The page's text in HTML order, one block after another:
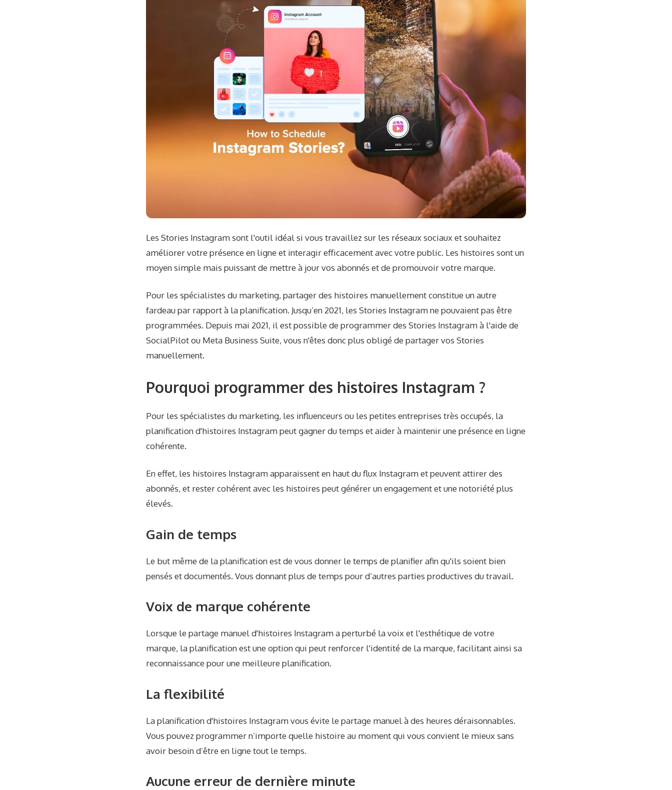
Les Stories Instagram sont l'outil idéal si vous travaillez sur les réseaux sociaux et souhaitez
améliorer votre présence en ligne et interagir efficacement avec votre public. Les histoires sont un
moyen simple mais puissant de mettre à jour vos abonnés et de promouvoir votre marque.
Pour les spécialistes du marketing, partager des histoires manuellement constitue un autre
fardeau par rapport à la planification. Jusqu’en 2021, les Stories Instagram ne pouvaient pas être
programmées. Depuis mai 2021, il est possible de programmer des Stories Instagram à l'aide de
SocialPilot ou Meta Business Suite, vous n'êtes donc plus obligé de partager vos Stories
manuellement.
Pourquoi programmer des histoires Instagram ?
Pour les spécialistes du marketing, les influenceurs ou les petites entreprises très occupés, la
planification d'histoires Instagram peut gagner du temps et aider à maintenir une présence en ligne
cohérente.
En effet, les histoires Instagram apparaissent en haut du flux Instagram et peuvent attirer des
abonnés, et rester cohérent avec les histoires peut générer un engagement et une notoriété plus
élevés.
Gain de temps
Le but même de la planification est de vous donner le temps de planifier afin qu'ils soient bien
pensés et documentés. Vous donnant plus de temps pour d’autres parties productives du travail.
Voix de marque cohérente
Lorsque le partage manuel d'histoires Instagram a perturbé la voix et l'esthétique de votre
marque, la planification est une option qui peut renforcer l'identité de la marque, facilitant ainsi sa
reconnaissance pour une meilleure planification.
La flexibilité
La planification d'histoires Instagram vous évite le partage manuel à des heures déraisonnables.
Vous pouvez programmer n’importe quelle histoire au moment qui vous convient le mieux sans
avoir besoin d’être en ligne tout le temps.
Aucune erreur de dernière minute